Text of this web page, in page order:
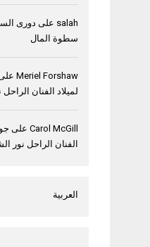
salah على دورى
سطوة المال
Meriel Forshaw
لميلاد الفنان
Carol McGill على
الفنان الراحل نور
العربية